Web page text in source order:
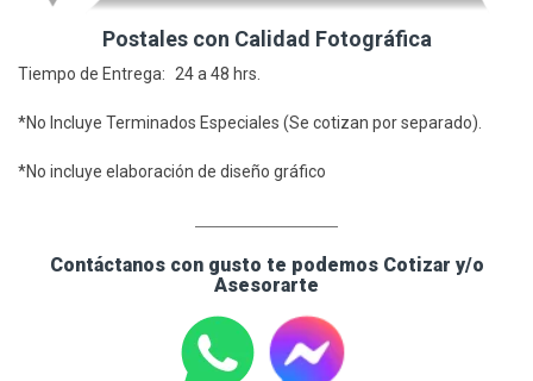
Postales con Calidad Fotográfica
Tiempo de Entrega: 24 a 48 hrs.
*No Incluye Terminados Especiales (Se cotizan por separado).
*No incluye elaboración de diseño gráfico
Contáctanos con gusto te podemos Cotizar y/o
Asesorarte